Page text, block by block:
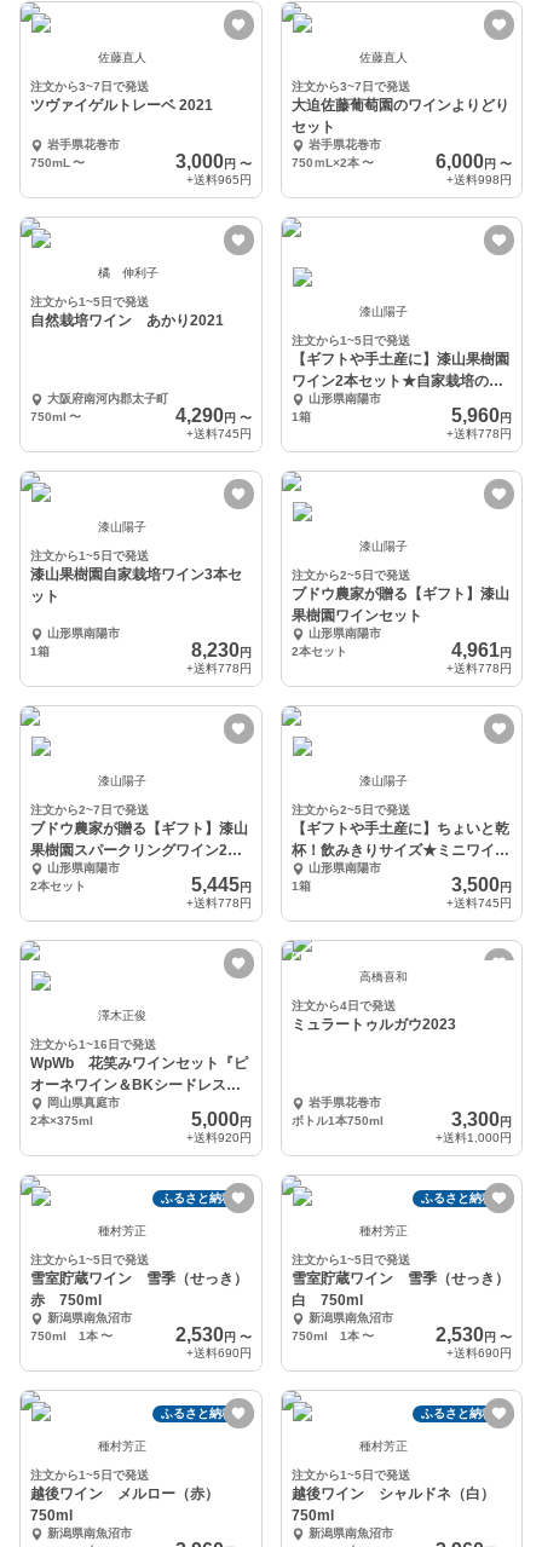
佐藤直人
注文から3~7日で発送
ツヴァイゲルトレーベ 2021
岩手県花巻市
750mL 〜 3,000円 〜
+送料965円
佐藤直人
注文から3~7日で発送
大迫佐藤葡萄園のワインよりどり
セット
岩手県花巻市
750ｍL×2本 〜 6,000円 〜
+送料998円
橘 伸利子
注文から1~5日で発送
自然栽培ワイン あかり2021
大阪府南河内郡太子町
750ml 〜 4,290円 〜
+送料745円
漆山陽子
注文から1~5日で発送
【ギフトや手土産に】漆山果樹園
ワイン2本セット★自家栽培のぶ
どうのワイン
山形県南陽市
1箱
5,960円
+送料778円
漆山陽子
注文から1~5日で発送
漆山果樹園自家栽培ワイン3本セ
ット
山形県南陽市
1箱
8,230円
+送料778円
漆山陽子
注文から2~5日で発送
ブドウ農家が贈る【ギフト】漆山
果樹園ワインセット
山形県南陽市
2本セット
4,961円
+送料778円
漆山陽子
注文から2~7日で発送
ブドウ農家が贈る【ギフト】漆山
果樹園スパークリングワイン2本
セット
山形県南陽市
2本セット
5,445円
+送料778円
漆山陽子
注文から2~5日で発送
【ギフトや手土産に】ちょいと乾
杯！飲みきりサイズ★ミニワイン
セット
山形県南陽市
1箱
3,500円
+送料745円
澤木正俊
注文から1~16日で発送
WpWb 花笑みワインセット『ピ
オーネワイン＆BKシードレスワ
イン』
岡山県真庭市
2本×375ml
5,000円
+送料920円
高橋喜和
注文から4日で発送
ミュラートゥルガウ2023
岩手県花巻市
ボトル1本750ml
3,300円
+送料1,000円
ふるさと納税可
種村芳正
注文から1~5日で発送
雪室貯蔵ワイン 雪季（せっき）
赤 750ml
新潟県南魚沼市
750ml 1本〜 2,530円 〜
+送料690円
ふるさと納税可
種村芳正
注文から1~5日で発送
雪室貯蔵ワイン 雪季（せっき）
白 750ml
新潟県南魚沼市
750ml 1本 〜 2,530円 〜
+送料690円
ふるさと納税可
種村芳正
注文から1~5日で発送
越後ワイン メルロー（赤）
750ml
新潟県南魚沼市
ふるさと納税可
種村芳正
注文から1~5日で発送
越後ワイン シャルドネ（白）
750ml
新潟県南魚沼市